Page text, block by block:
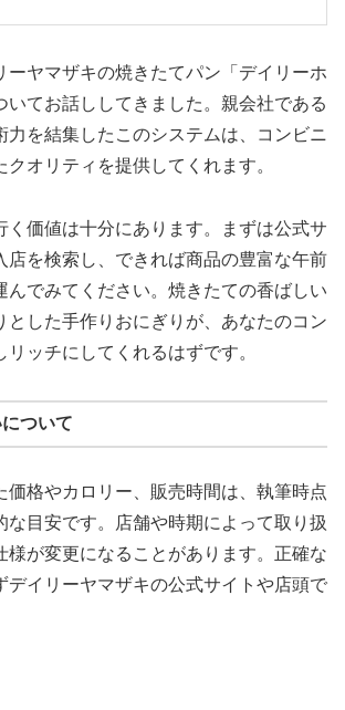
ーヤマザキの焼きたてパン「デイリーホ
いてお話ししてきました。親会社である
力を結集したこのシステムは、コンビニ
クオリティを提供してくれます。
く価値は十分にあります。まずは公式サ
店を検索し、できれば商品の豊富な午前
んでみてください。焼きたての香ばしい
とした手作りおにぎりが、あなたのコン
リッチにしてくれるはずです。
ついて
価格やカロリー、販売時間は、執筆時点
な目安です。店舗や時期によって取り扱
様が変更になることがあります。正確な
デイリーヤマザキの公式サイトや店頭で